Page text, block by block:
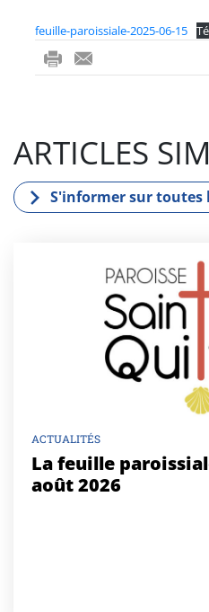
feuille-paroissiale-2025-06-15
ri
-
ARTICLES
S'informer sur toutes
ACTUALITÉS
La feuille
août 2026